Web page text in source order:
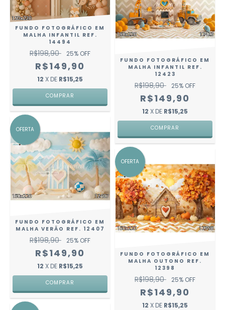
FUNDO FOTOGRÁFICO EM
MALHA INFANTIL REF.
14494
R$198,90 25% OFF
R$149,90
12 X DE R$15,25
COMPRAR
FUNDO FOTOGRÁFICO EM
MALHA INFANTIL REF.
12423
R$198,90 25% OFF
R$149,90
12 X DE R$15,25
COMPRAR
OFERTA
FUNDO FOTOGRÁFICO EM
MALHA VERÃO REF. 12407
R$198,90 25% OFF
R$149,90
12 X DE R$15,25
COMPRAR
OFERTA
FUNDO FOTOGRÁFICO EM
MALHA OUTONO REF.
12398
R$198,90 25% OFF
R$149,90
12 X DE R$15,25